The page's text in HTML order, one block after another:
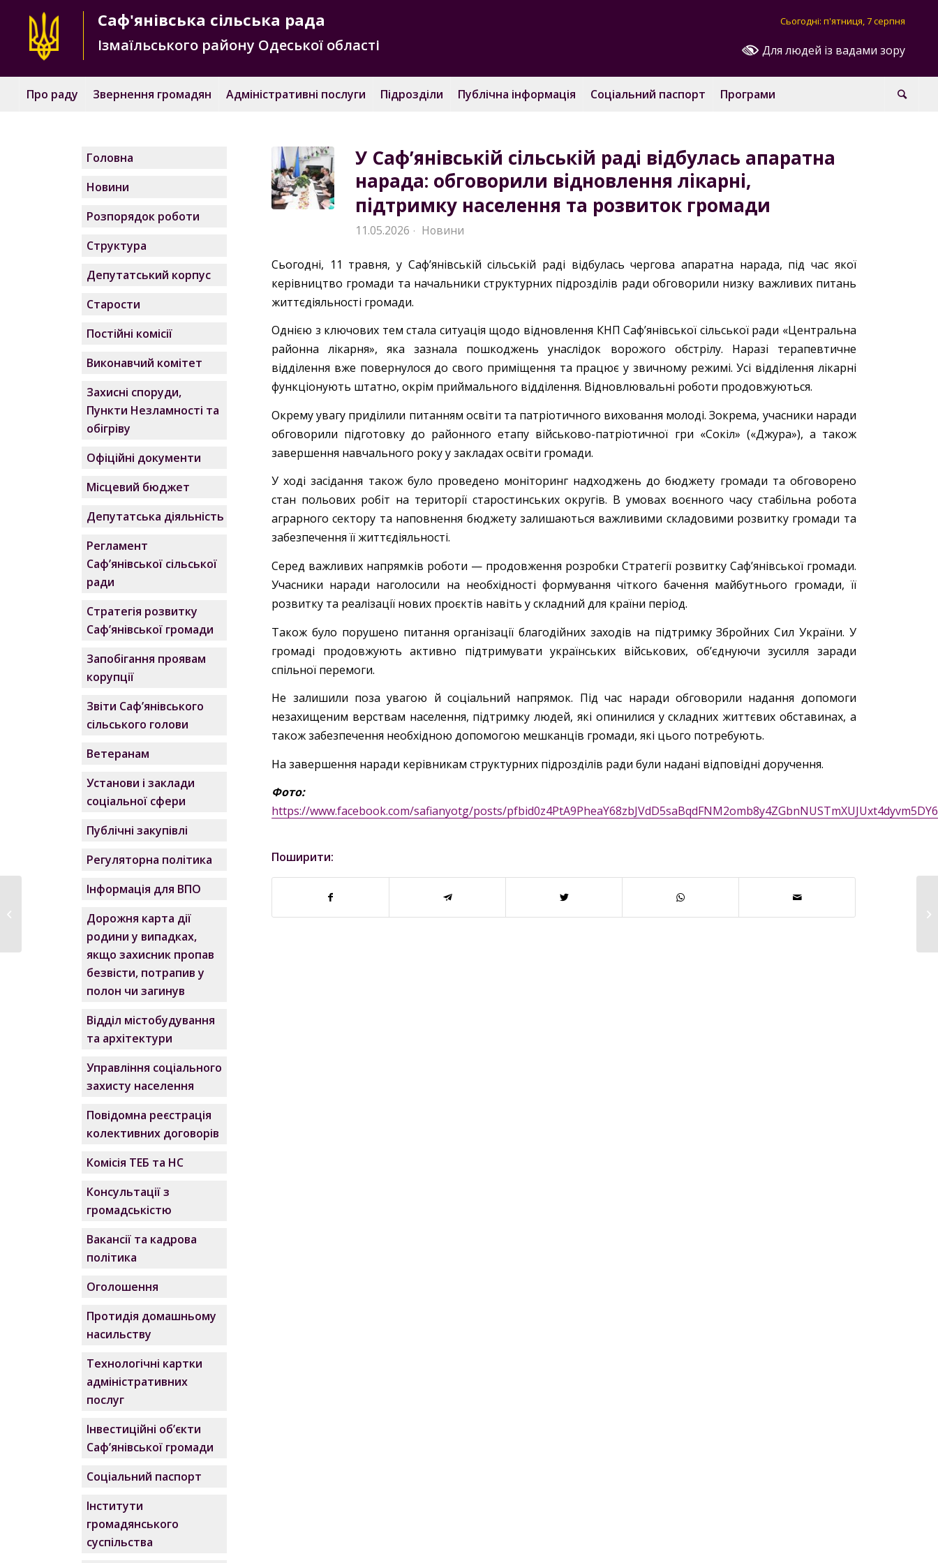
Для людей із вадами зору
Сьогодні: п'ятниця, 7 серпня
Саф'янівська сільська рада
Ізмаїльського району Одеської області
Про раду Звернення громадян Адміністративні послуги Підрозділи Публічна інформація Соціальний паспорт Програми
У Саф’янівській сільській раді відбулась апаратна
нарада: обговорили відновлення лікарні,
підтримку населення та розвиток громади
11.05.2026 · Новини
Сьогодні, 11 травня, у Саф’янівській сільській раді відбулась чергова апаратна нарада, під час якої
керівництво громади та начальники структурних підрозділів ради обговорили низку важливих питань
життєдіяльності громади.
Однією з ключових тем стала ситуація щодо відновлення КНП Саф’янівської сільської ради «Центральна
районна лікарня», яка зазнала пошкоджень унаслідок ворожого обстрілу. Наразі терапевтичне
відділення вже повернулося до свого приміщення та працює у звичному режимі. Усі відділення лікарні
функціонують штатно, окрім приймального відділення. Відновлювальні роботи продовжуються.
Окрему увагу приділили питанням освіти та патріотичного виховання молоді. Зокрема, учасники наради
обговорили підготовку до районного етапу військово-патріотичної гри «Сокіл» («Джура»), а також
завершення навчального року у закладах освіти громади.
У ході засідання також було проведено моніторинг надходжень до бюджету громади та обговорено
стан польових робіт на території старостинських округів. В умовах воєнного часу стабільна робота
аграрного сектору та наповнення бюджету залишаються важливими складовими розвитку громади та
забезпечення її життєдіяльності.
Серед важливих напрямків роботи — продовження розробки Стратегії розвитку Саф’янівської громади.
Учасники наради наголосили на необхідності формування чіткого бачення майбутнього громади, її
розвитку та реалізації нових проєктів навіть у складний для країни період.
Також було порушено питання організації благодійних заходів на підтримку Збройних Сил України. У
громаді продовжують активно підтримувати українських військових, об’єднуючи зусилля заради
спільної перемоги.
Не залишили поза увагою й соціальний напрямок. Під час наради обговорили надання допомоги
незахищеним верствам населення, підтримку людей, які опинилися у складних життєвих обставинах, а
також забезпечення необхідною допомогою мешканців громади, які цього потребують.
На завершення наради керівникам структурних підрозділів ради були надані відповідні доручення.
Фото:
https://www.facebook.com/safianyotg/posts/
Поширити:
Головна
Новини
Розпорядок роботи
Структура
Депутатський корпус
Старости
Постійні комісії
Виконавчий комітет
Захисні споруди,
Пункти Незламності та
обігріву
Офіційні документи
Місцевий бюджет
Депутатська діяльність
Регламент
Саф’янівської сільської
ради
Стратегія розвитку
Саф’янівської громади
Запобігання проявам
корупції
Звіти Саф’янівського
сільського голови
Ветеранам
Установи і заклади
соціальної сфери
Публічні закупівлі
Регуляторна політика
Інформація для ВПО
Дорожня карта дії
родини у випадках,
якщо захисник пропав
безвісти, потрапив у
полон чи загинув
Відділ містобудування
та архітектури
Управління соціального
захисту населення
Повідомна реєстрація
колективних договорів
Комісія ТЕБ та НС
Консультації з
громадськістю
Вакансії та кадрова
політика
Оголошення
Протидія домашньому
насильству
Технологічні картки
адміністративних
послуг
Інвестиційні об’єкти
Саф’янівської громади
Соціальний паспорт
Інститути
громадянського
суспільства